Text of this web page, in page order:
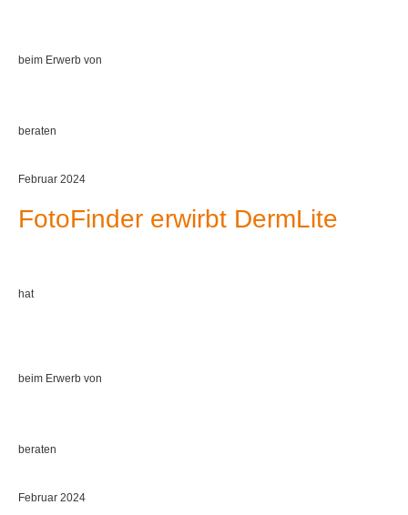
beim Erwerb von
beraten
Februar 2024
FotoFinder erwirbt DermLite
hat
beim Erwerb von
beraten
Februar 2024